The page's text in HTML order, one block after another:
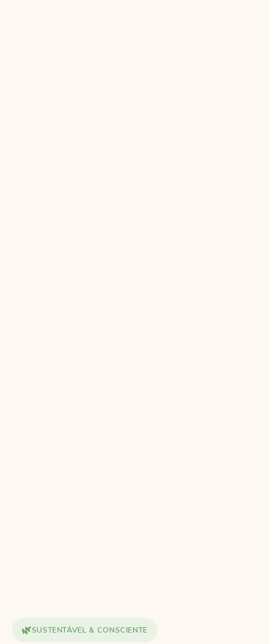
🌿SUSTENTÁVEL & CONSCIENTE